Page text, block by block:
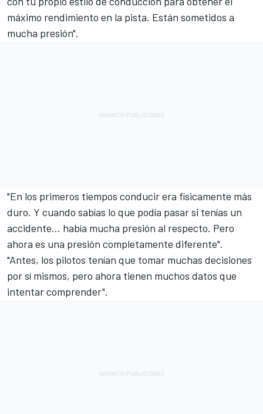
máximo rendimiento en la pista. Están sometidos a
mucha presión".
"En los primeros tiempos conducir era físicamente más
duro. Y cuando sabías lo que podía pasar si tenías un
accidente... había mucha presión al respecto. Pero
ahora es una presión completamente diferente".
"Antes, los pilotos tenían que tomar muchas decisiones
por sí mismos, pero ahora tienen muchos datos que
intentar comprender".